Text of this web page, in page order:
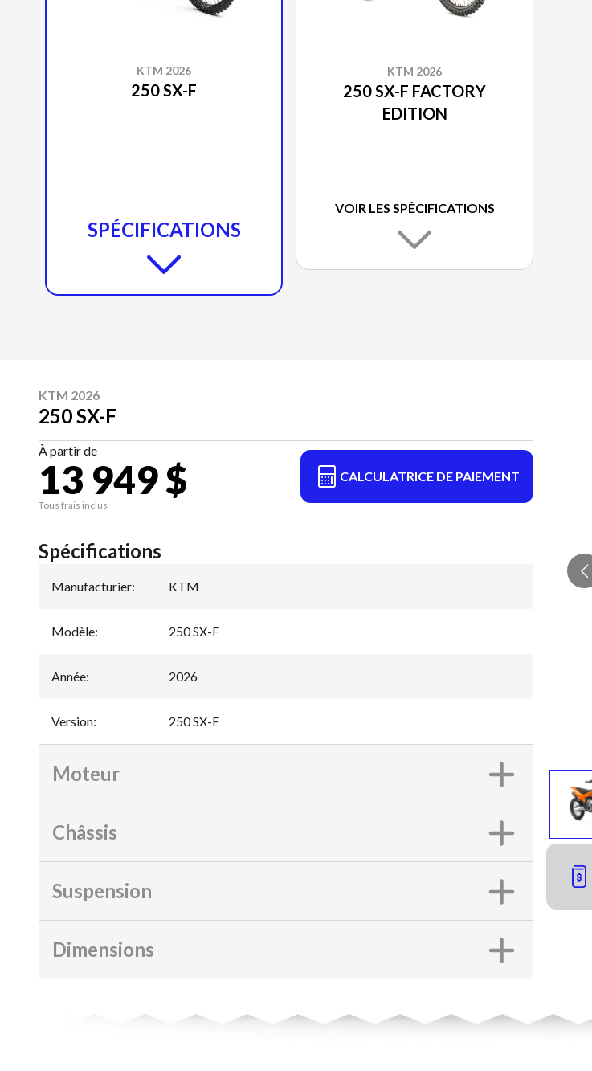
KTM 2026
250 SX-F
SPÉCIFICATIONS
KTM 2026
250 SX-F FACTORY
EDITION
VOIR LES SPÉCIFICATIONS
KTM 2026
250 SX-F
À partir de
13 949 $
Tous frais inclus
CALCULATRICE DE PAIEMENT
Spécifications
Manufacturier: KTM
Modèle: 250 SX-F
Année: 2026
Version: 250 SX-F
Moteur
Châssis
Suspension
Dimensions